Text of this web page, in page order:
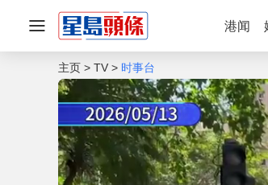
港闻
主页 TV 时事台